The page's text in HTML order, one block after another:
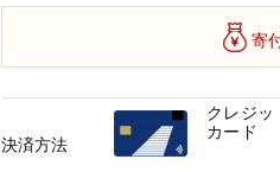
寄
決済方法
クレジッ
カード